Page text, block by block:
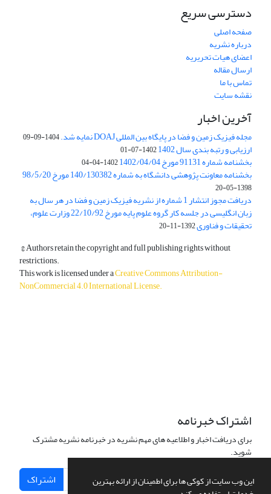
این وب سایت از کوکی ها برای اطمینان از ارائه بهترین
دسترسی سریع
صفحه اصلی
درباره نشریه
اعضای هیات تحریریه
ارسال مقاله
تماس با ما
نقشه سایت
آخرین اخبار
مجله فیزیک زمین و فضا در پایگاه بین المللی DOAJ نمایه شد. 1404-09-09
ارزیابی و رتبه بندی سال 1402 1402-07-01
بخشنامه شماره 91131 مورخ 1402/04/04 1402-04-04
بخشنامه معاونت پژوهشی دانشگاه به شماره 140/130382 مورخ 98/5/20
1398-05-20
دریافت مجوز انتشار 1 شماره از نشریه فیزیک زمین و فضا در هر سال به
زبان انگلیسی در جلسه کار گروه علوم پایه مورخ 22/10/92 وزارت علوم،
تحقیقات و فناوری1392-11-20
© Authors retain the copyright and full publishing rights without
restrictions.
This work is licensed under aCreative Commons Attribution-
NonCommercial 4.0 International License.
اشتراک خبرنامه
برای دریافت اخبار و اطلاعیه های مهم نشریه در خبرنامه نشریه مشترک
شوید.
اشتراک